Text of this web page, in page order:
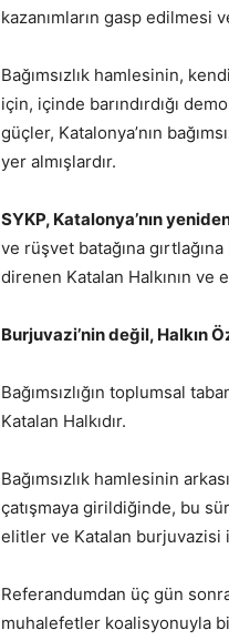
kazanımların gasp edilmesi
Bağımsızlık hamlesinin,
için, içinde barındırdığı
güçler, Katalonya’nın
yer almışlardır.
SYKP, Katalonya’nın
ve rüşvet batağına
direnen Katalan Halkının ve
Burjuvazi’nin değil, Halkın
Bağımsızlığın toplumsal
Katalan Halkıdır.
Bağımsızlık hamlesinin
çatışmaya girildiğinde, bu
elitler ve Katalan burjuvazisi
Referandumdan üç gün
muhalefetler koalisyonuyla